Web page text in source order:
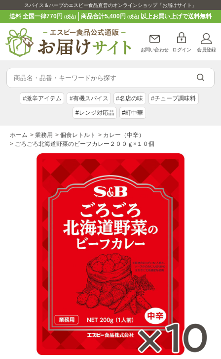
スパイス＆ハーブのエスビー食品直営のオンラインショップ「お届けサイト」
送料 全国一律770円(税込) 商品合計5,400円 (税込)以上お買い上げで送料無料
お問い合わせ ログイン 会員登録
#激辛アイテム #有機スパイス #名店の味 #チューブ調味料
#レンジ対応品 #町中華
ホーム > 業務用 > 個食レトルト > カレー（中辛）
> ごろごろ北海道野菜のビーフカレー２００ｇ×１０個